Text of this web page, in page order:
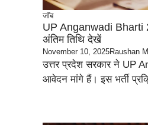
जॉब
UP Anganwadi Bharti
अंतिम तिथि देखें
November 10, 2025Raushan
उत्तर प्रदेश सरकार ने UP
आवेदन मांगे हैं। इस भर्ती